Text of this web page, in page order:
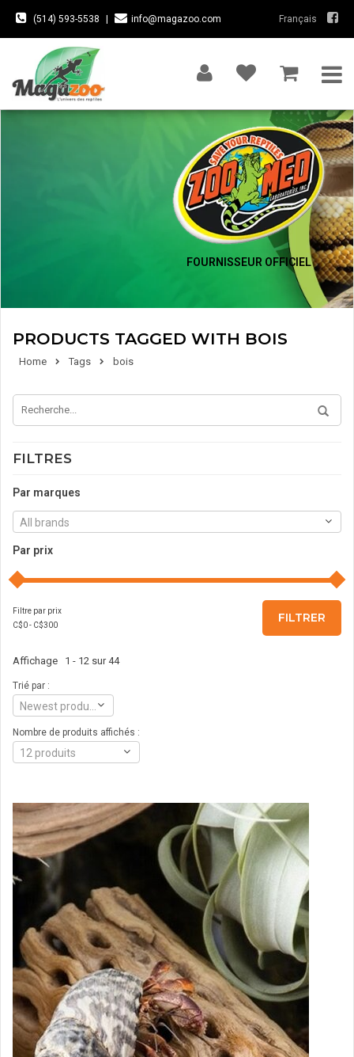
(514) 593-5538 info@magazoo.com Français
FOURNISSEUR OFFICIEL
PRODUCTS TAGGED WITH BOIS
Home Tags bois
FILTRES
Par marques
All brands
Par prix
Filtre par prix
C$0- C$300
FILTRER
Affichage 1 - 12 sur 44
Trié par :
Nombre de produits affichés :
12 produits